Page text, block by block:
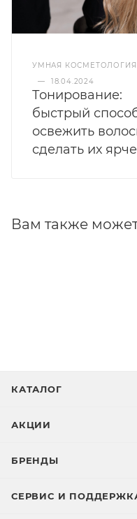
УМНАЯ КОСМЕТОЛОГИЯ
—
18.04.2024
Тонирование:
быстрый
освежить
сделать их ярче
Вам также
КАТАЛОГ
АКЦИИ
БРЕНДЫ
СЕРВИС И